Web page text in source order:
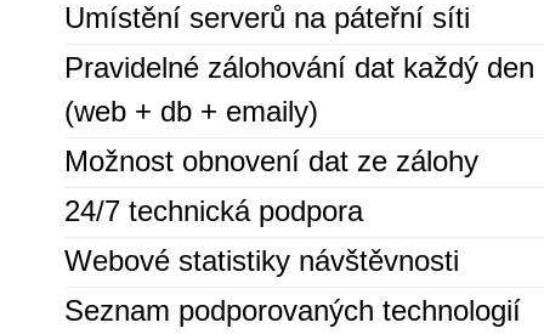
Umístění serverů na páteřní síti
Pravidelné zálohování dat každý den
(web + db + emaily)
Možnost obnovení dat ze zálohy
24/7 technická podpora
Webové statistiky návštěvnosti
Seznam podporovaných technologií